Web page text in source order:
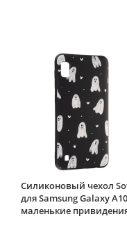
Силиконовый чехол
для Samsung Galaxy A10
маленькие